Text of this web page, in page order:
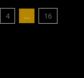
4 …
16